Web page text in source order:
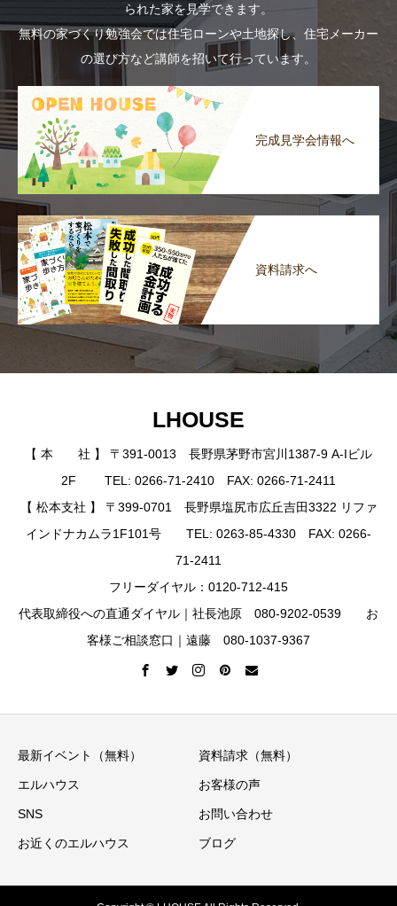
られた家を見学できます。
無料の家づくり勉強会では住宅ローンや土地探し、住宅メーカー
の選び方など講師を招いて行っています。
完成見学会情報へ
資料請求へ
LHOUSE
【 本 社 】 〒391-0013 長野県茅野市宮川1387-9 A-Iビル
2F TEL: 0266-71-2410 FAX: 0266-71-2411
【 松本支社 】 〒399-0701 長野県塩尻市広丘吉田3322 リファ
インドナカムラ1F101号 TEL: 0263-85-4330 FAX: 0266-
71-2411
フリーダイヤル：0120-712-415
代表取締役への直通ダイヤル｜社長池原 080-9202-0539 お
客様ご相談窓口｜遠藤 080-1037-9367
最新イベント（無料） 資料請求（無料）
エルハウス お客様の声
SNS お問い合わせ
お近くのエルハウス ブログ